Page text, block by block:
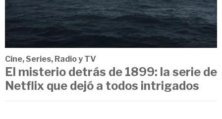
Cine, Series, Radio y TV
El misterio detrás de 1899: la serie de
Netflix que dejó a todos intrigados